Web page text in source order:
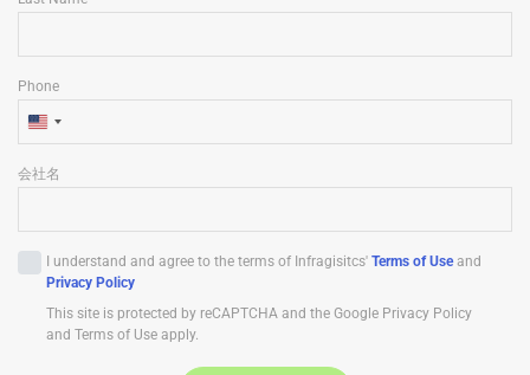
U
i
d
Phone
会社名
I understand and agree to the terms of Infragisitcs' Terms of Useand
Privacy Policy
This site is protected by reCAPTCHA and the Google Privacy Policy
and Terms of Use apply.